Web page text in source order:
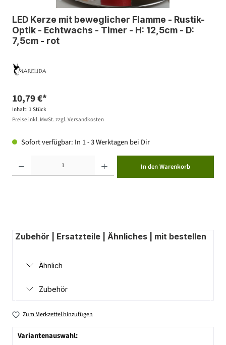
LED Kerze mit beweglicher Flamme - Rustik-
Optik - Echtwachs - Timer - H: 12,5cm - D:
7,5cm - rot
10,79 €*
Inhalt: 1 Stück
Preise inkl. MwSt. zzgl. Versandkosten
Sofort verfügbar: In 1 - 3 Werktagen bei Dir
In den Warenkorb
Zubehör | Ersatzteile | Ähnliches | mit bestellen
Ähnlich
Zubehör
Zum Merkzettel hinzufügen
Variantenauswahl: